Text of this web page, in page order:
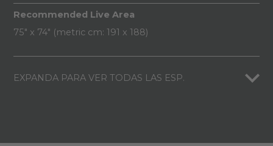
Recommended Live Area
75" x 74" (metric cm: 191 x 188)
EXPANDA PARA VER TODAS LAS ESP.